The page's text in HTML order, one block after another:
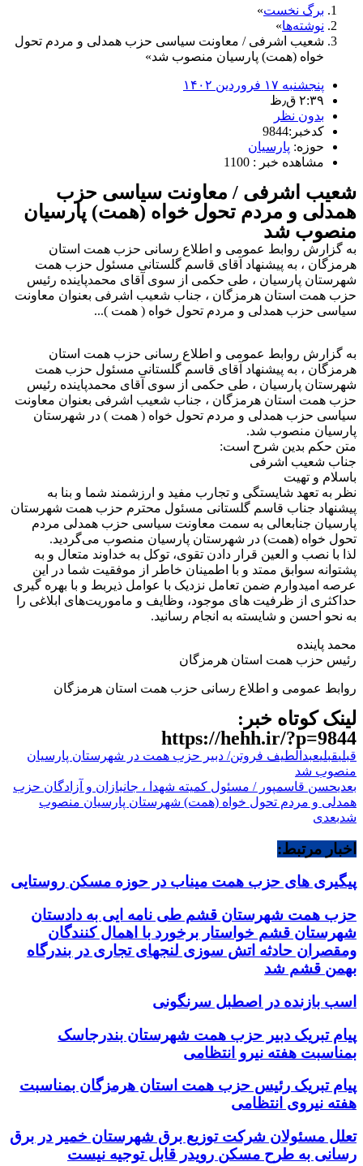
برگ نخست
نوشته‌ها
شعیب اشرفی / معاونت سیاسی حزب همدلی و مردم تحول
خواه (همت) پارسیان منصوب شد
پنجشنبه ۱۷ فروردین ۱۴۰۲
۲:۳۹ ق٫ظ
بدون نظر
کدخبر:9844
حوزه: پارسیان
مشاهده خبر : 1100
شعیب اشرفی / معاونت سیاسی حزب
همدلی و مردم تحول خواه (همت) پارسیان
منصوب شد
به گزارش روابط عمومی و اطلاع رسانی حزب همت استان
هرمزگان ، به پیشنهاد آقای قاسم گلستانی مسئول حزب همت
شهرستان پارسیان ، طی حکمی از سوی آقای محمدپاینده رئیس
حزب همت استان هرمزگان ، جناب شعیب اشرفی بعنوان معاونت
سیاسی حزب همدلی و مردم تحول خواه ( همت )...
به گزارش روابط عمومی و اطلاع رسانی حزب همت استان
هرمزگان ، به پیشنهاد آقای قاسم گلستانی مسئول حزب همت
شهرستان پارسیان ، طی حکمی از سوی آقای محمدپاینده رئیس
حزب همت استان هرمزگان ، جناب شعیب اشرفی بعنوان معاونت
سیاسی حزب همدلی و مردم تحول خواه ( همت ) در شهرستان
پارسیان منصوب شد.
متن حکم بدین شرح است:
جناب شعیب اشرفی
باسلام و تهیت
نظر به تعهد شایستگی و تجارب مفید و ارزشمند شما و بنا به
پیشنهاد جناب قاسم گلستانی مسئول محترم حزب همت شهرستان
پارسیان جنابعالی به سمت معاونت سیاسی حزب همدلی مردم
تحول خواه (همت) در شهرستان پارسیان منصوب می‌گردید.
لذا با نصب و العین قرار دادن تقوی، توکل به خداوند متعال و به
پشتوانه سوابق ممتد و با اطمینان خاطر از موفقیت شما در این
عرصه امیدوارم ضمن تعامل نزدیک با عوامل ذیربط و با بهره گیری
حداکثری از ظرفیت های موجود، وظایف و ماموریت‌های ابلاغی را
به نحو احسن و شایسته به انجام رسانید.
محمد پاینده
رئیس حزب همت استان هرمزگان
روابط عمومی و اطلاع رسانی حزب همت استان هرمزگان
لینک کوتاه خبر:
https://hehh.ir/?p=9844
قبلیقبلیعبدالطیف فروتن/ دبیر حزب همت در شهرستان پارسیان
منصوب شد
بعدیحسن قاسمپور / مسئول کمیته شهدا ، جانبازان و آزادگان حزب
همدلی و مردم تحول خواه (همت) شهرستان پارسیان منصوب
شدبعدی
اخبار مرتبط:
پیگیری های حزب همت میناب در حوزه مسکن روستایی
حزب همت شهرستان قشم طی نامه ایی به دادستان
شهرستان قشم خواستار برخورد با اهمال کنندگان
ومقصران حادثه اتش سوزی لنجهای تجاری در بندرگاه
بهمن قشم شد
اسب بازنده در اصطبل سرنگونی
پیام تبریک دبیر حزب همت شهرستان بندرجاسک
بمناسبت هفته نیرو انتظامی
پیام تبریک رئیس حزب همت استان هرمزگان بمناسبت
هفته نیروی انتظامی
تعلل مسئولان شرکت توزیع برق شهرستان خمیر در برق
رسانی به طرح مسکن رویدر قابل توجیه نیست